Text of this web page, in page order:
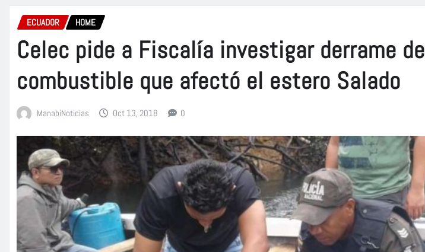
ECUADOR HOME
Celec pide a Fiscalía investigar derrame de
combustible que afectó el estero Salado
ManabiNoticias Oct 13, 2018 0